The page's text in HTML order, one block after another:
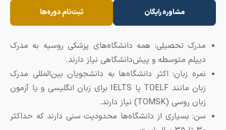
مشاوره رایگان ثبت‌نام دوره‌ها
مدرک تحصیلی: همه دانشگاه‌های پزشکی روسیه به مدرک
دیپلم متوسطه و پیش‌دانشگاهی نیاز دارند.
نمره زبان: اکثر دانشگاه‌ها به دانشجویان بین‌المللی مدرک
زبان مانند TOELF یا IELTS برای زبان انگلیسی و یا آزمون
زبان روسی (TOMSK) نیاز دارند.
سن: بسیاری از دانشگاه‌ها محدودیت سنی دارند که حداکثر